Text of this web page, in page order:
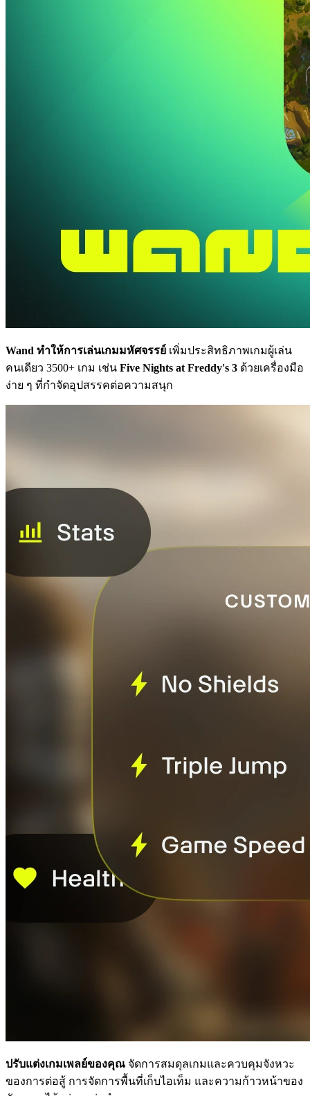
Wand ทำให้การเล่นเกมมหัศจรรย์ เพิ่มประสิทธิภาพเกมผู้เล่น
คนเดียว 3500+ เกม เช่น Five Nights at Freddy's 3 ด้วยเครื่องมือ
ง่าย ๆ ที่กำจัดอุปสรรคต่อความสนุก
ปรับแต่งเกมเพลย์ของคุณ จัดการสมดุลเกมและควบคุมจังหวะ
ของการต่อสู้ การจัดการพื้นที่เก็บไอเท็ม และความก้าวหน้าของ